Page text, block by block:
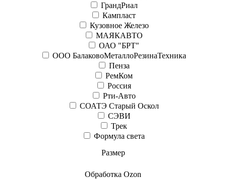
ГрандРиал
Кампласт
Кузовное Железо
МАЯКАВТО
ОАО "БРТ"
ООО БалаковоМеталлоРезинаТехника
Пенза
РемКом
Россия
Рти-Авто
СОАТЭ Старый Оскол
СЭВИ
Трек
Формула света
Размер
Обработка Ozon